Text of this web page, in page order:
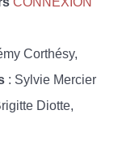
Corthésy,
: Sylvie Mercier
Diotte,